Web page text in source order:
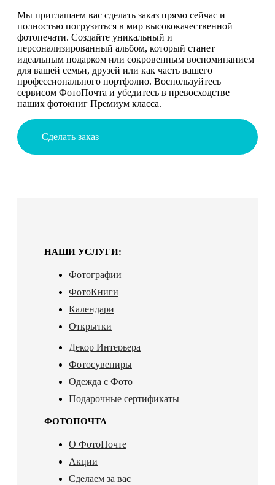
Мы приглашаем вас сделать заказ прямо сейчас и
полностью погрузиться в мир высококачественной
фотопечати. Создайте уникальный и
персонализированный альбом, который станет
идеальным подарком или сокровенным воспоминанием
для вашей семьи, друзей или как часть вашего
профессионального портфолио. Воспользуйтесь
сервисом ФотоПочта и убедитесь в превосходстве
наших фотокниг Премиум класса.
Сделать заказ
НАШИ УСЛУГИ:
Фотографии
ФотоКниги
Календари
Открытки
Декор Интерьера
Фотосувениры
Одежда с Фото
Подарочные сертификаты
ФОТОПОЧТА
О ФотоПочте
Акции
Сделаем за вас